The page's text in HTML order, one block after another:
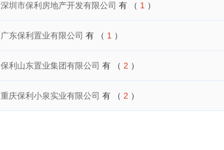
深圳市保利房地产开发有限公司 有 （ 1 ）
广东保利置业有限公司 有 （ 1 ）
保利山东置业集团有限公司 有 （ 2 ）
重庆保利小泉实业有限公司 有 （ 2 ）